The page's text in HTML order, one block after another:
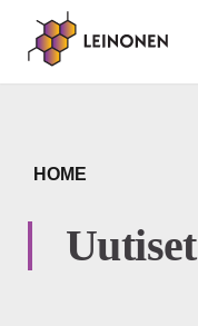
HOME
Uutiset